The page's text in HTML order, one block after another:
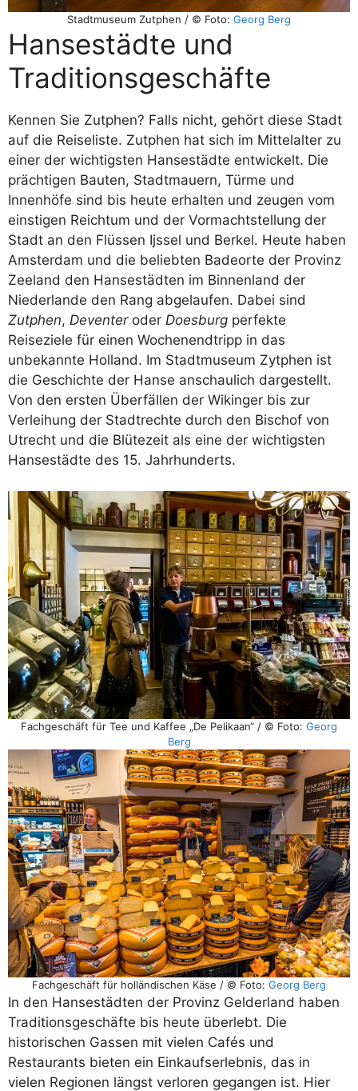
Stadtmuseum Zutphen / © Foto: Georg Berg
Hansestädte und
Traditionsgeschäfte
Kennen Sie Zutphen? Falls nicht, gehört diese Stadt
auf die Reiseliste. Zutphen hat sich im Mittelalter zu
einer der wichtigsten Hansestädte entwickelt. Die
prächtigen Bauten, Stadtmauern, Türme und
Innenhöfe sind bis heute erhalten und zeugen vom
einstigen Reichtum und der Vormachtstellung der
Stadt an den Flüssen Ijssel und Berkel. Heute haben
Amsterdam und die beliebten Badeorte der Provinz
Zeeland den Hansestädten im Binnenland der
Niederlande den Rang abgelaufen. Dabei sind
Zutphen, Deventeroder Doesburg perfekte
Reiseziele für einen Wochenendtripp in das
unbekannte Holland. Im Stadtmuseum Zytphen ist
die Geschichte der Hanse anschaulich dargestellt.
Von den ersten Überfällen der Wikinger bis zur
Verleihung der Stadtrechte durch den Bischof von
Utrecht und die Blütezeit als eine der wichtigsten
Hansestädte des 15. Jahrhunderts.
Fachgeschäft für Tee und Kaffee „De Pelikaan“ / © Foto: Georg
Berg
Fachgeschäft für holländischen Käse / © Foto: Georg Berg
In den Hansestädten der Provinz Gelderland haben
Traditionsgeschäfte bis heute überlebt. Die
historischen Gassen mit vielen Cafés und
Restaurants bieten ein Einkaufserlebnis, das in
vielen Regionen längst verloren gegangen ist. Hier